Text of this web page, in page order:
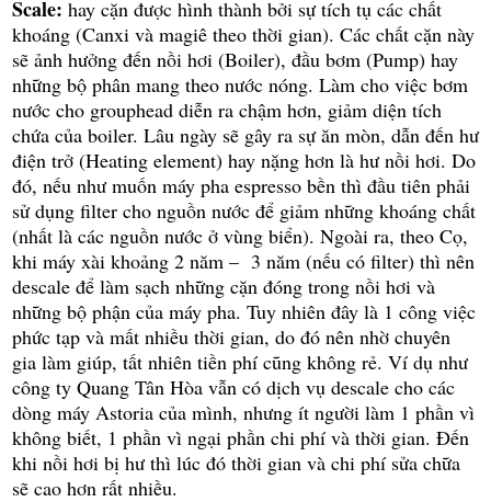
Scale: hay cặn được hình thành bởi sự tích tụ các chất
khoáng (Canxi và magiê theo thời gian). Các chất cặn này
sẽ ảnh hưởng đến nồi hơi (Boiler), đầu bơm (Pump) hay
những bộ phân mang theo nước nóng. Làm cho việc bơm
nước cho grouphead diễn ra chậm hơn, giảm diện tích
chứa của boiler. Lâu ngày sẽ gây ra sự ăn mòn, dẫn đến hư
điện trở (Heating element) hay nặng hơn là hư nồi hơi. Do
đó, nếu như muốn máy pha espresso bền thì đầu tiên phải
sử dụng filter cho nguồn nước để giảm những khoáng chất
(nhất là các nguồn nước ở vùng biển). Ngoài ra, theo Cọ,
khi máy xài khoảng 2 năm – 3 năm (nếu có filter) thì nên
descale để làm sạch những cặn đóng trong nồi hơi và
những bộ phận của máy pha. Tuy nhiên đây là 1 công việc
phức tạp và mất nhiều thời gian, do đó nên nhờ chuyên
gia làm giúp, tất nhiên tiền phí cũng không rẻ. Ví dụ như
công ty Quang Tân Hòa vẫn có dịch vụ descale cho các
dòng máy Astoria của mình, nhưng ít người làm 1 phần vì
không biết, 1 phần vì ngại phần chi phí và thời gian. Đến
khi nồi hơi bị hư thì lúc đó thời gian và chi phí sửa chữa
sẽ cao hơn rất nhiều.